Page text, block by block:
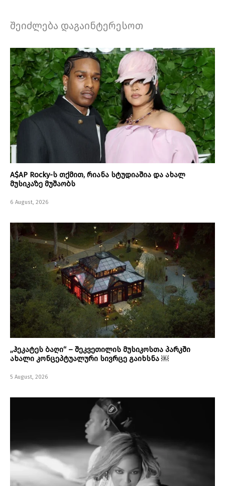
შეიძლება დაგაინტერესოთ
A$AP Rocky-ს თქმით, რიანა სტუდიაშია და ახალ
მუსიკაზე მუშაობს
6 August, 2026
„ჰეკატეს ბაღი“ – შეკვეთილის მუსიკოსთა პარკში
ახალი კონცეპტუალური სივრცე გაიხსნა ￼
5 August, 2026